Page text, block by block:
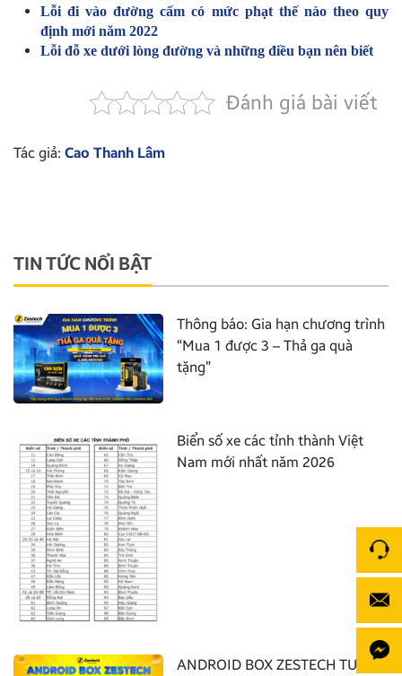
Lỗi đi vào đường cấm có mức phạt thế nào theo quy
định mới năm 2022
Lỗi đỗ xe dưới lòng đường và những điều bạn nên biết
Đánh giá bài viết
Tác giả: Cao Thanh Lâm
TIN TỨC NỔI BẬT
Thông báo: Gia hạn chương trình
“Mua 1 được 3 – Thả ga quà
tặng”
Biển số xe các tỉnh thành Việt
Nam mới nhất năm 2026
ANDROID BOX ZESTECH TUNG